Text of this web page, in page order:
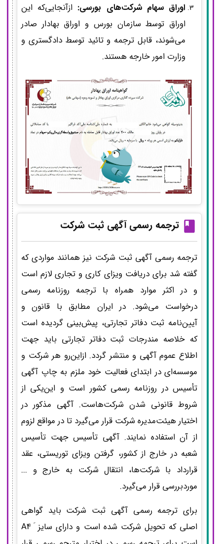
اوراق سهام شرکت‌های بورسی: ازآنجایی‌که این
اوراق توسط سازمان بورس و اوراق بهادار صادر
می‌شوند، قابل ترجمه و تائید توسط دادگستری و
وزارت امور خارجه هستند.
ترجمه رسمیآگهی ثبت شرکت
ترجمه رسمی آگهی ثبت شرکت نیز همانند مواردی که
گفته شد برای دریافت ویزای کاری و تجاری لازم است
و در اکثر موارد همراه با ترجمه روزنامه رسمی
درخواست می‌شود. در ایران مطابق با قانون و
آیین‌نامه ثبت دفاتر تجارتی، پیش‌بینی گردیده است
که خلاصه مندرجات ثبت دفاتر تجارتی باید جهت
اطلاع عموم آگهی و منتشر گردد. ازاین‌رو هر شرکت و
موسسه‌ای در ابتدای فعالیت خود ملزم به چاپ آگهی
تأسیس در روزنامه رسمی کشور است و این‌یکی از
شروط قانونی شدن شرکت‌هاست. آگهی مذکور در
اختیار هیئت‌مدیره شرکت قرار می‌گیرد تا در مواقع لزوم
از آن استفاده نمایند. آگهی تأسیس جهت تأسیس
شعبه در خارج از کشور، گرفتن ویزای توریستی، عقد
قرارداد با شرکت‌ها، انتقال شرکت به خارج و ...
موردبررسی قرار می‌گیرد.
برای ترجمه رسمی آگهی ثبت شرکت باید گواهی
اصلی که تحویل شرکت شده است و دارای سایز َ A4